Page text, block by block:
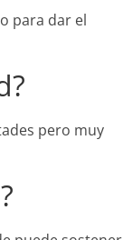
para dar el
pero muy